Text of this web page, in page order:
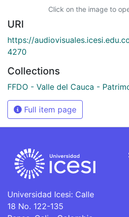
Click on the image to
URI
https://
4270
Collections
FFDO - Valle del Cauca -
Full item page
Universidad Icesi: Calle
18 No. 122-135